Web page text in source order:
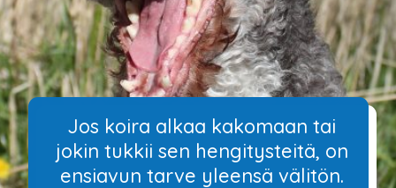
Jos koira alkaa kakomaan tai
jokin tukkii sen hengitysteitä, on
ensiavun tarve yleensä välitön.